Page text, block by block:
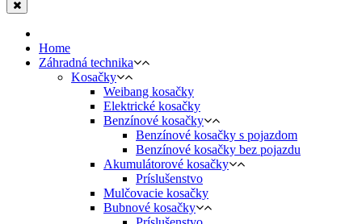
Home
Záhradná technika
Kosačky
Weibang kosačky
Elektrické kosačky
Benzínové kosačky
Benzínové kosačky s pojazdom
Benzínové kosačky bez pojazdu
Akumulátorové kosačky
Príslušenstvo
Mulčovacie kosačky
Bubnové kosačky